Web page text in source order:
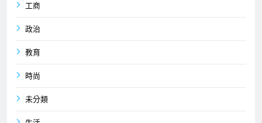
工商
政治
教育
時尚
未分類